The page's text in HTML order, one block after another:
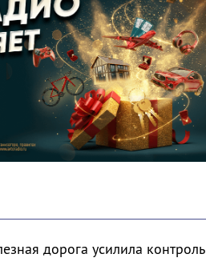
дорога усилила